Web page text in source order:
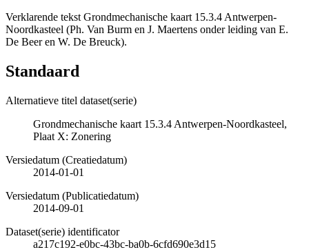
Verklarende tekst Grondmechanische kaart 15.3.4 Antwerpen-
Noordkasteel (Ph. Van Burm en J. Maertens onder leiding van E.
De Beer en W. De Breuck).
Standaard
Alternatieve titel dataset(serie)
Grondmechanische kaart 15.3.4 Antwerpen-Noordkasteel,
Plaat X: Zonering
Versiedatum (Creatiedatum)
2014-01-01
Versiedatum (Publicatiedatum)
2014-09-01
Dataset(serie) identificator
a217c192-e0bc-43bc-ba0b-6cfd690e3d15